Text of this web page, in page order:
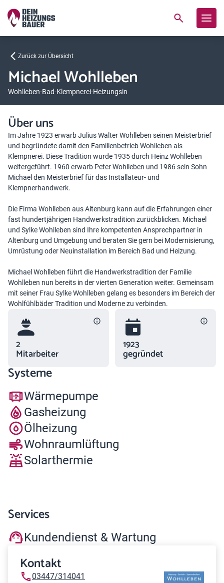
Zurück zur Übersicht
Michael Wohlleben
Wohlleben-Bad-Klempnerei-Heizungsin
Über uns
Im Jahre 1923 erwarb Julius Walter Wohlleben seinen Meisterbrief
und begründete damit den Familienbetrieb Wohlleben als
Klempnerei. Diese Tradition wurde 1935 durch Heinz Wohlleben
weitergeführt. 1960 erwarb Peter Wohlleben und 1986 sein Sohn
Michael den Meisterbrief für das Installateur- und
Klempnerhandwerk.
Die Firma Wohlleben aus Altenburg kann auf die Erfahrungen einer
fast hundertjährigen Handwerkstradition zurückblicken. Michael
und Sylke Wohlleben sind Ihre kompetenten Ansprechpartner in
Altenburg und Umgebung und beraten Sie gern bei Modernisierung,
Umrüstung oder Neuinstallation im Bereich Bad und Heizung.
Michael Wohlleben führt die Handwerkstradition der Familie
Wohlleben nun bereits in der vierten Generation weiter. Gemeinsam
mit seiner Frau Sylke Wohlleben gelang es besonders im Bereich der
Wohlfühlbäder Tradition und Moderne zu verbinden.
2
Mitarbeiter
1923
gegründet
Systeme
Wärmepumpe
Gasheizung
Ölheizung
Wohnraumlüftung
Solarthermie
Services
Kundendienst & Wartung
Kontakt
03447/314041